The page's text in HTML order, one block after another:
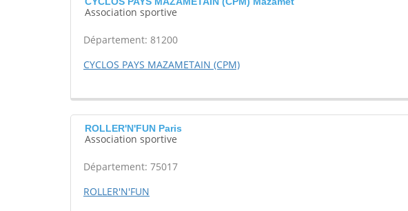
Association sportive
Département: 81200
CYCLOS PAYS MAZAMETAIN (CPM)
ROLLER'N'FUN Paris
Association sportive
Département: 75017
ROLLER'N'FUN